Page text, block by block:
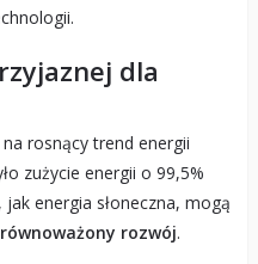
dla
rosnący trend energii
zużycie energii o 99,5%
energia słoneczna, mogą
rozwój.